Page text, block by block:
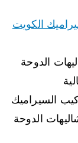
الكويت
الدوحة
السيراميك
الدوحة